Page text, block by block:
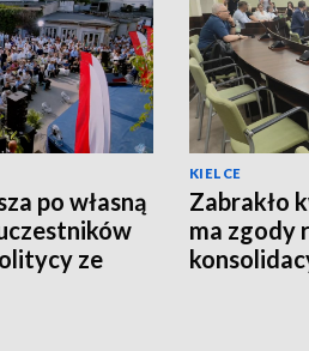
po własną
ze
KIELCE
Zabrakło
ma zgody